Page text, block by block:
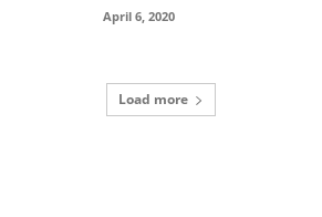
April 6, 2020
Load more